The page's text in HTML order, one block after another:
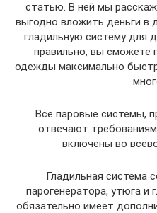
статью. В ней мы
выгодно вложить деньги в
гладильную систему для
правильно, вы сможете
одежды максимально
Все паровые системы,
отвечают
включены во
Гладильная система
парогенератора, утюга и
обязательно имеет